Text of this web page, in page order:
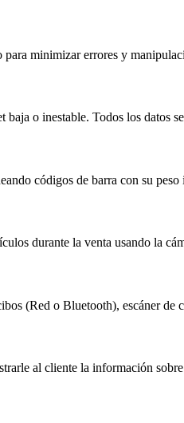
minimizar errores y
baja o inestable. Todos los datos
códigos de barra con su peso
durante la venta usando la
(Red o Bluetooth), escáner
al cliente la información